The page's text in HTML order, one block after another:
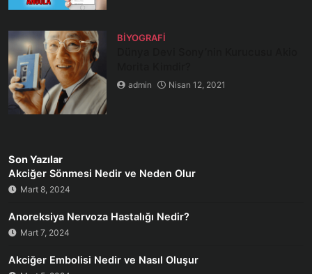
BIYOGRAFI
admin Nisan 12, 2021
Son Yazılar
Akciğer Sönmesi Nedir ve Neden Olur
Mart 8, 2024
Anoreksiya Nervoza Hastalığı Nedir?
Mart 7, 2024
Akciğer Embolisi Nedir ve Nasıl Oluşur